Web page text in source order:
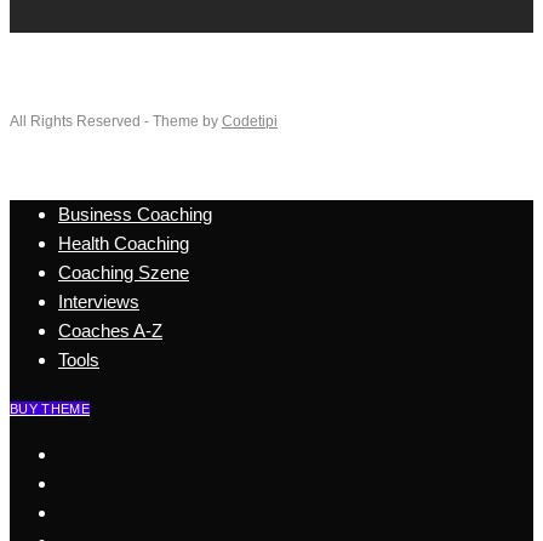
All Rights Reserved - Theme by Codetipi
Business Coaching
Health Coaching
Coaching Szene
Interviews
Coaches A-Z
Tools
BUY THEME